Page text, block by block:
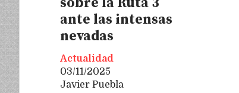
ante las intensas
nevadas
Javier Puebla
Actualidad
03/11/2025